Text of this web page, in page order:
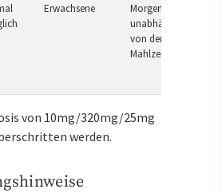
Erwachsene
Morgens,
unabhängig
von der
Mahlzeit
von 10mg/320mg/25mg
werden.